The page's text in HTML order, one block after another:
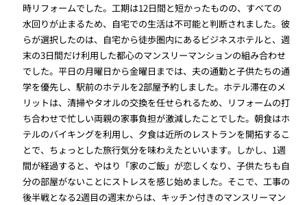
時リフォームでした。工期は12日間と短かったものの、すべての
水回りが止まるため、自宅での生活は不可能と判断されました。彼
らが選択したのは、自宅から徒歩圏内にあるビジネスホテルと、週
末の3日間だけ利用した都心のマンスリーマンションの組み合わせ
でした。平日の月曜日から金曜日までは、夫の通勤と子供たちの通
学を優先し、駅前のホテルを2部屋予約しました。ホテル滞在のメ
リットは、清掃やタオルの交換を任せられるため、リフォームの打
ち合わせで忙しい両親の家事負担が激減したことでした。朝食はホ
テルのバイキングを利用し、夕食は近所のレストランを開拓するこ
とで、ちょっとした旅行気分を味わえたといいます。しかし、1週
間が経過すると、やはり「家のご飯」が恋しくなり、子供たちも自
分の部屋がないことにストレスを感じ始めました。そこで、工事の
後半戦となる2週目の週末からは、キッチン付きのマンスリーマン